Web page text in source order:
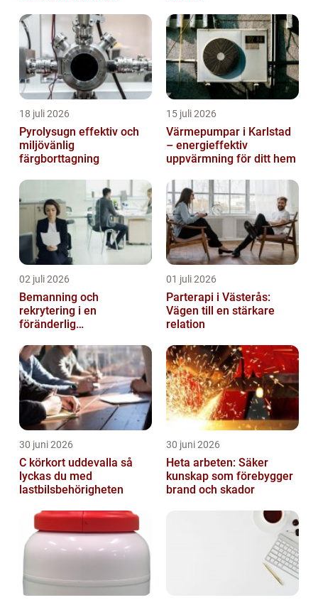
18 juli 2026
Pyrolysugn effektiv och
miljövänlig
färgborttagning
15 juli 2026
Värmepumpar i Karlstad
– energieffektiv
uppvärmning för ditt hem
02 juli 2026
Bemanning och
rekrytering i en
föränderlig
01 juli 2026
Parterapi i Västerås:
Vägen till en stärkare
relation
30 juni 2026
C körkort uddevalla så
lyckas du med
lastbilsbehörigheten
30 juni 2026
Heta arbeten: Säker
kunskap som förebygger
brand och skador